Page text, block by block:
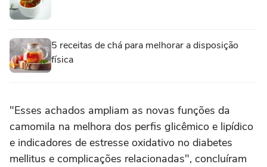
5 receitas de chá para melhorar a disposição
física
"Esses achados ampliam as novas funções da
camomila na melhora dos perfis glicêmico e lipídico
e indicadores de estresse oxidativo no diabetes
mellitus e complicações relacionadas", concluíram